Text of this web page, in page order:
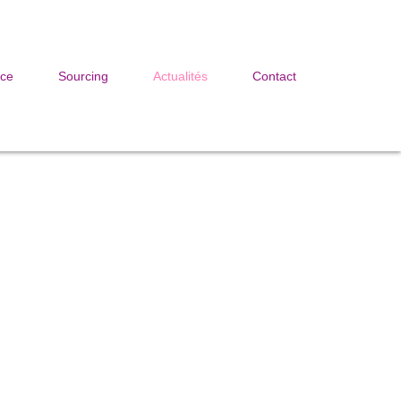
Sourcing Actualités Contact